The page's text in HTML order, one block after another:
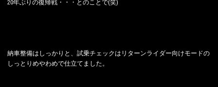
20年ぶりの復帰戦・・・とのことで(笑)
納車整備はしっかりと、試乗チェックはリターンライダー向けモードの
しっとりめやわめで仕立てました。